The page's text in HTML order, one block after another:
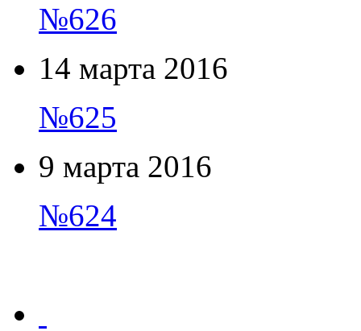
№626
14 марта 2016
№625
9 марта 2016
№624